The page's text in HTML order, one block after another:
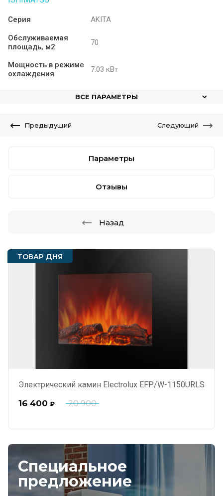
ТОВАР ДНЯ
Электрический камин Electrolux EFP/W-1150URLS
20 900
16 400 ₽
Специальное
предложение
Серия AKITA
Обслуживаемая
площадь, м2
70
Мощность в режиме
охлаждения
7.03 кВт
ВСЕ ПАРАМЕТРЫ
Предыдущий Следующий
Параметры
Отзывы
Назад